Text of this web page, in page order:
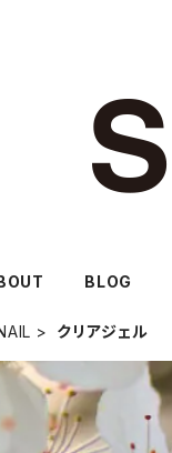
BLOG
クリアジェル